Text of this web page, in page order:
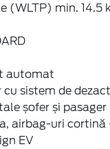
(WLTP) min. 14.5
automat
cu sistem de
șofer și
airbag-uri cortină
EV